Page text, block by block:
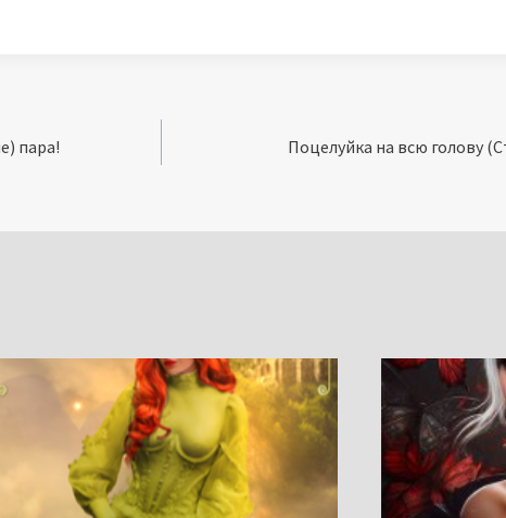
пара!
Поцелуйка на всю голову